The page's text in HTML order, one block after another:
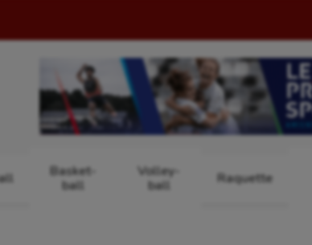
Basket-
ball
Volley-
ball
Raquette